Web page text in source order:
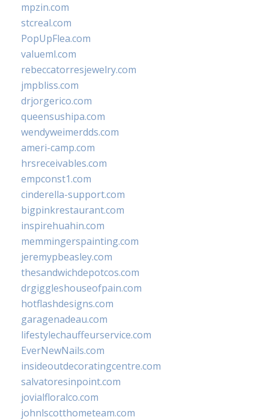
mpzin.com
stcreal.com
PopUpFlea.com
valueml.com
rebeccatorresjewelry.com
jmpbliss.com
drjorgerico.com
queensushipa.com
wendyweimerdds.com
ameri-camp.com
hrsreceivables.com
empconst1.com
cinderella-support.com
bigpinkrestaurant.com
inspirehuahin.com
memmingerspainting.com
jeremypbeasley.com
thesandwichdepotcos.com
drgiggleshouseofpain.com
hotflashdesigns.com
garagenadeau.com
lifestylechauffeurservice.com
EverNewNails.com
insideoutdecoratingcentre.com
salvatoresinpoint.com
jovialfloralco.com
johnlscotthometeam.com